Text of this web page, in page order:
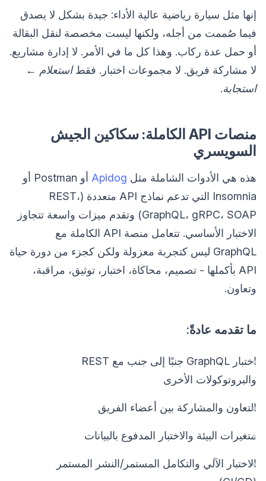
إنها مثل سيارة رياضية عالية الأداء: جيدة بشكل لا يصدق
فيما صُممت من أجله، ولكنها ليست مخصصة لنقل البقالة
أو حمل عدة ركاب. وهذا كل ما في الأمر. لا إدارة مشاريع.
لا مشاركة فريق. لا مجموعات اختبار. فقطاستعلام ←
استجابة.
منصات API الكاملة: سكاكين الجيش
السويسري
هذه هي الأدوات الشاملة مثل Apidog
أو Postman أو
Insomnia التي تدعم نماذج API متعددة (REST،
GraphQL، gRPC، SOAP) وتقدم ميزات واسعة تتجاوز
الاختبار الأساسي. تتعامل منصة API الكاملة مع
GraphQL ليس كتجربة معزولة ولكن كجزء من دورة حياة
API بأكملها - تصميم، محاكاة، اختبار، توثيق، مراقبة،
وتعاون.
ما تقدمه عادةً:
اختبار GraphQL جنبًا إلى جنب مع REST
والبروتوكولات الأخرى
التعاون والمشاركة بين أعضاء الفريق
متغيرات البيئة والاختبار المدفوع بالبيانات
الاختبار الآلي والتكامل المستمر/النشر المستمر